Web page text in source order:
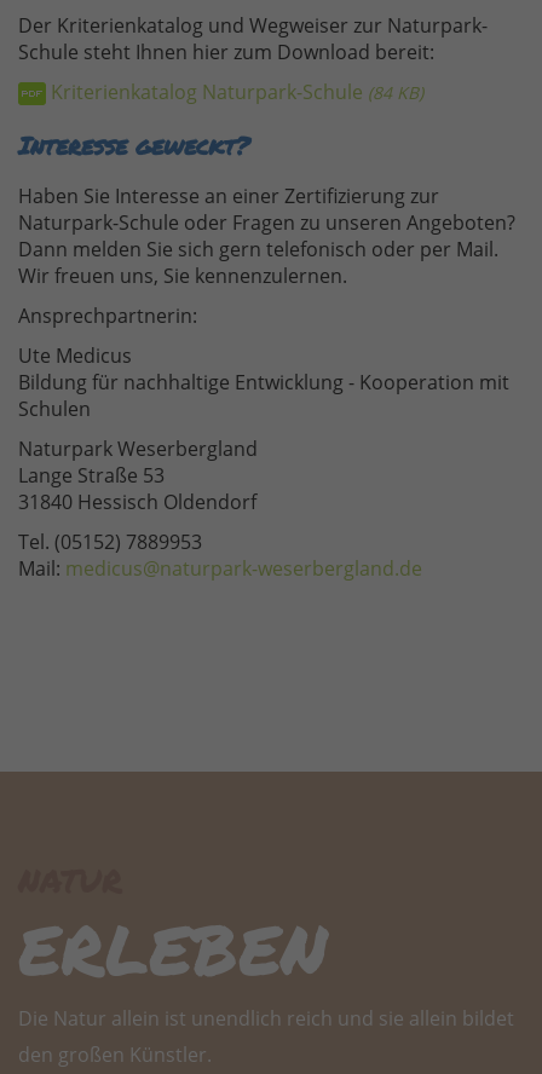
Der Kriterienkatalog und Wegweiser zur Naturpark-
Schule steht Ihnen hier zum Download bereit:
Kriterienkatalog Naturpark-Schule 84 KB
Interesse geweckt?
Haben Sie Interesse an einer Zertifizierung zur
Naturpark-Schule oder Fragen zu unseren Angeboten?
Dann melden Sie sich gern telefonisch oder per Mail.
Wir freuen uns, Sie kennenzulernen.
Ansprechpartnerin:
Ute Medicus
Bildung für nachhaltige Entwicklung - Kooperation mit
Schulen
Naturpark Weserbergland
Lange Straße 53
31840 Hessisch Oldendorf
Tel. (05152) 7889953
Mail: medicus@naturpark-weserbergland.de
erleben
Die Natur allein ist unendlich reich und sie allein bildet
den großen Künstler.